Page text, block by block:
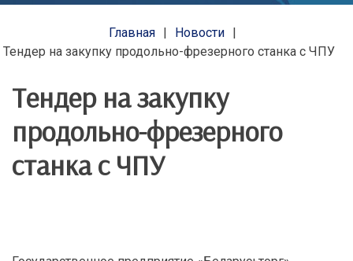
Главная
Новости
Тендер на закупку продольно-фрезерного станка с ЧПУ
Тендер на закупку
продольно-фрезерного
станка с ЧПУ